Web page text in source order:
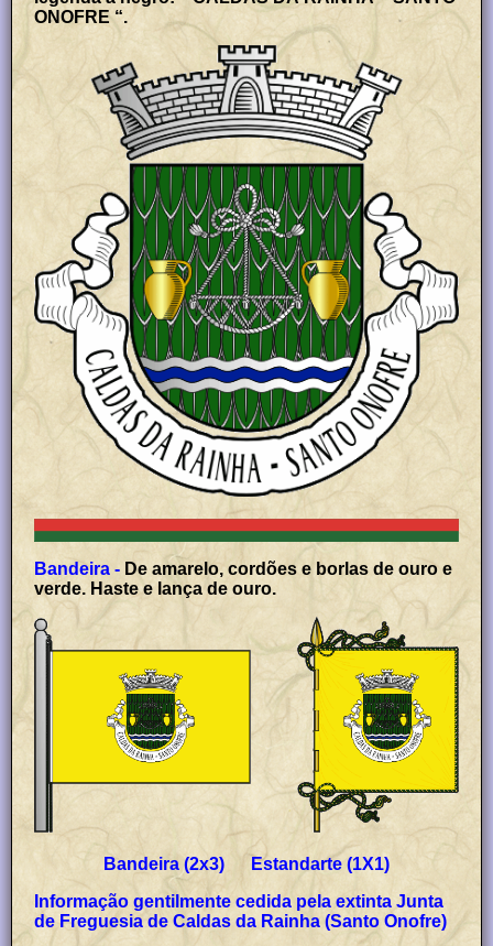
ONOFRE “.
Bandeira -
verde. Haste e lança de ouro.
Bandeira (2x3) Estandarte (1X1)
Informação gentilmente cedida pela extinta Junta
de Freguesia de Caldas da Rainha (Santo Onofre)